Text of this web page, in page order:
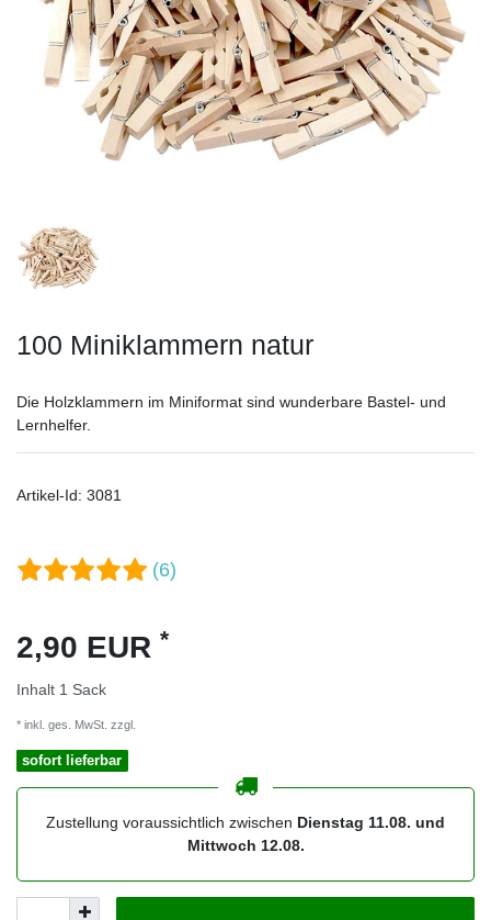
100 Miniklammern natur
Die Holzklammern im Miniformat sind wunderbare Bastel- und
Lernhelfer.
Artikel-Id: 3081
(6)
2,90 EUR *
Inhalt 1 Sack
* inkl. ges. MwSt. zzgl.
sofort lieferbar
Zustellung voraussichtlich zwischen Dienstag 11.08. und
Mittwoch 12.08.